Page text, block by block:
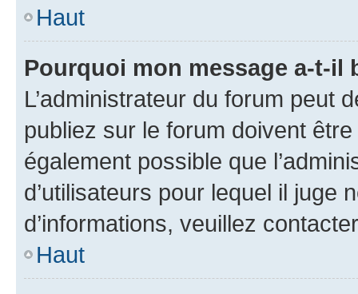
Haut
Pourquoi mon message a-t-il
L’administrateur du forum peut
publiez sur le forum doivent
également possible que
d’utilisateurs pour lequel il juge
d’informations, veuillez
Haut